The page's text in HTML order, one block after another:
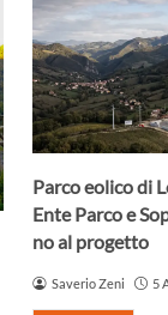
Parco eolico di
Ente Parco e
no al progetto
Saverio Zeni 5